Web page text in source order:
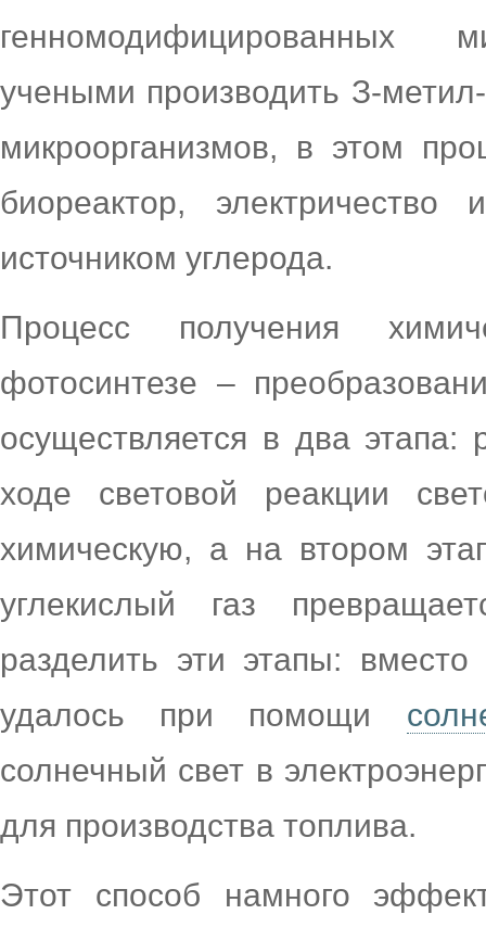
генномодифицированных
учеными производить З-
микроорганизмов, в этом
биореактор,
источником углерода.
Процесс получения
фотосинтезе –
осуществляется в два
ходе световой реакции
химическую, а на втором
углекислый газ
разделить эти этапы: вместо
удалось при помощи
солнечный свет в
для производства топлива.
Этот способ намного